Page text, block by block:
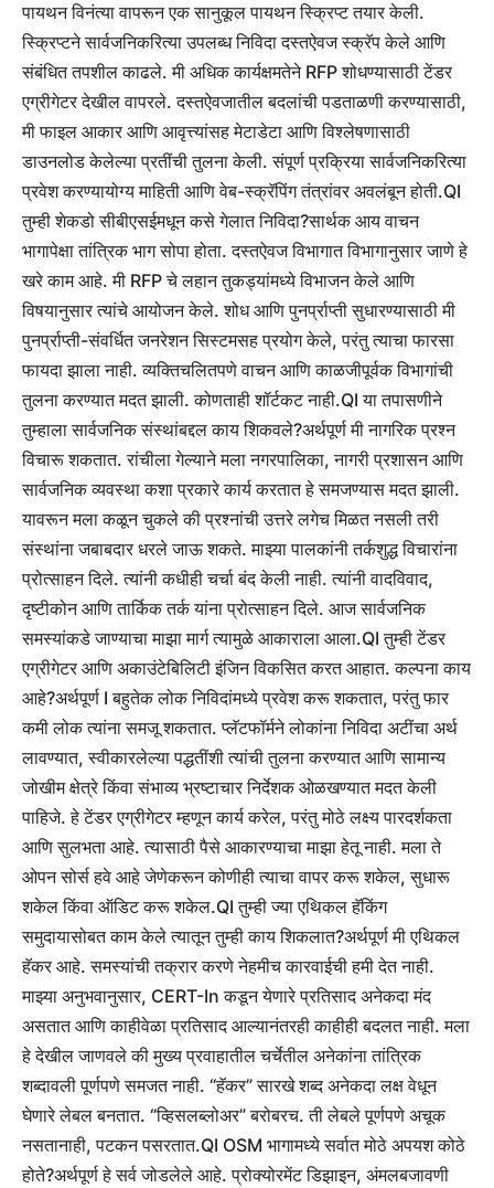
पायथन विनंत्या वापरून एक सानुकूल पायथन स्क्रिप्ट तयार केली.
स्क्रिप्टने सार्वजनिकरित्या उपलब्ध निविदा दस्तऐवज स्क्रॅप केले आणि
संबंधित तपशील काढले. मी अधिक कार्यक्षमतेने RFP शोधण्यासाठी टेंडर
एग्रीगेटर देखील वापरले. दस्तऐवजातील बदलांची पडताळणी करण्यासाठी,
मी फाइल आकार आणि आवृत्त्यांसह मेटाडेटा आणि विश्लेषणासाठी
डाउनलोड केलेल्या प्रतींची तुलना केली.संपूर्ण प्रक्रिया सार्वजनिकरित्या
प्रवेश करण्यायोग्य माहिती आणि वेब-स्क्रॅपिंग तंत्रांवर अवलंबून होती.QI
तुम्ही शेकडो सीबीएसईमधून कसे गेलातनिविदा?सार्थक आयवाचन
भागापेक्षा तांत्रिक भाग सोपा होता. दस्तऐवज विभागात विभागानुसार जाणे हे
खरे काम आहे. मी RFP चे लहान तुकड्यांमध्ये विभाजन केले आणि
विषयानुसार त्यांचे आयोजन केले. शोध आणि पुनर्प्राप्ती सुधारण्यासाठी मी
पुनर्प्राप्ती-संवर्धित जनरेशन सिस्टमसह प्रयोग केले, परंतु त्याचा फारसा
फायदा झाला नाही. व्यक्तिचलितपणे वाचन आणि काळजीपूर्वक विभागांची
तुलना करण्यात मदत झाली.कोणताही शॉर्टकट नाही.QI या तपासणीने
तुम्हाला सार्वजनिक संस्थांबद्दल काय शिकवले?अर्थपूर्णमी नागरिक प्रश्न
विचारू शकतात. रांचीला गेल्याने मला नगरपालिका, नागरी प्रशासन आणि
सार्वजनिक व्यवस्था कशा प्रकारे कार्य करतात हे समजण्यास मदत झाली.
यावरून मला कळून चुकले की प्रश्नांची उत्तरे लगेच मिळत नसली तरी
संस्थांना जबाबदार धरले जाऊ शकते. माझ्या पालकांनी तर्कशुद्ध विचारांना
प्रोत्साहन दिले. त्यांनी कधीही चर्चा बंद केली नाही.त्यांनी वादविवाद,
दृष्टीकोन आणि तार्किक तर्क यांना प्रोत्साहन दिले. आज सार्वजनिक
समस्यांकडे जाण्याचा माझा मार्ग त्यामुळे आकाराला आला.QI तुम्ही टेंडर
एग्रीगेटर आणि अकाउंटेबिलिटी इंजिन विकसित करत आहात. कल्पना काय
आहे?अर्थपूर्ण I बहुतेक लोक निविदांमध्ये प्रवेश करू शकतात, परंतु फार
कमी लोक त्यांना समजू शकतात. प्लॅटफॉर्मने लोकांना निविदा अटींचा अर्थ
लावण्यात, स्वीकारलेल्या पद्धतींशी त्यांची तुलना करण्यात आणि सामान्य
जोखीम क्षेत्रे किंवा संभाव्य भ्रष्टाचार निर्देशक ओळखण्यात मदत केली
पाहिजे.हे टेंडर एग्रीगेटर म्हणून कार्य करेल, परंतु मोठे लक्ष्य पारदर्शकता
आणि सुलभता आहे. त्यासाठी पैसे आकारण्याचा माझा हेतू नाही. मला ते
ओपन सोर्स हवे आहे जेणेकरून कोणीही त्याचा वापर करू शकेल, सुधारू
शकेल किंवा ऑडिट करू शकेल.QI तुम्ही ज्या एथिकल हॅकिंग
समुदायासोबत काम केले त्यातून तुम्ही काय शिकलात?अर्थपूर्णमी एथिकल
हॅकर आहे. समस्यांची तक्रार करणे नेहमीच कारवाईची हमी देत ​​नाही.
माझ्या अनुभवानुसार, CERT-In कडून येणारे प्रतिसाद अनेकदा मंद
असतात आणि काहीवेळा प्रतिसाद आल्यानंतरही काहीही बदलत नाही.मला
हे देखील जाणवले की मुख्य प्रवाहातील चर्चेतील अनेकांना तांत्रिक
शब्दावली पूर्णपणे समजत नाही. “हॅकर” सारखे शब्द अनेकदा लक्ष वेधून
घेणारे लेबल बनतात. “व्हिसलब्लोअर” बरोबरच. ती लेबले पूर्णपणे अचूक
नसतानाही, पटकन पसरतात.QI OSM भागामध्ये सर्वात मोठे अपयश कोठे
होते?अर्थपूर्णहे सर्व जोडलेले आहे. प्रोक्योरमेंट डिझाइन, अंमलबजावणी